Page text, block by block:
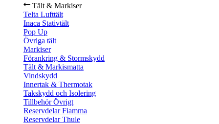
Tält & Markiser
Telta Lufttält
Inaca Stativtält
Pop Up
Övriga tält
Markiser
Förankring & Stormskydd
Tält & Markismatta
Vindskydd
Innertak & Thermotak
Takskydd och Isolering
Tillbehör Övrigt
Reservdelar Fiamma
Reservdelar Thule